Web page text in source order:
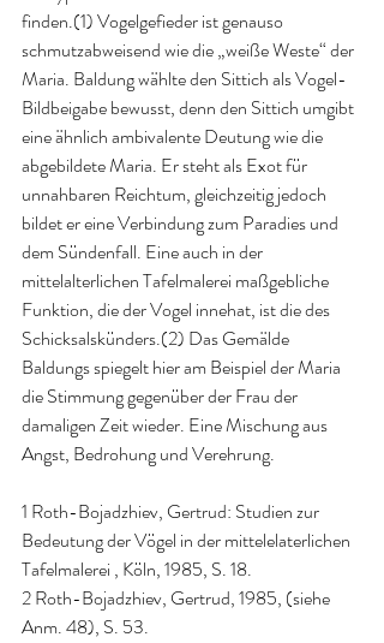
finden.(1) Vogelgefieder ist genauso
schmutzabweisend wie die „weiße Weste“ der
Maria. Baldung wählte den Sittich als Vogel-
Bildbeigabe bewusst, denn den Sittich umgibt
eine ähnlich ambivalente Deutung wie die
abgebildete Maria. Er steht als Exot für
unnahbaren Reichtum, gleichzeitig jedoch
bildet er eine Verbindung zum Paradies und
dem Sündenfall. Eine auch in der
mittelalterlichen Tafelmalerei maßgebliche
Funktion, die der Vogel innehat, ist die des
Schicksalskünders.(2) Das Gemälde
Baldungs spiegelt hier am Beispiel der Maria
die Stimmung gegenüber der Frau der
damaligen Zeit wieder. Eine Mischung aus
Angst, Bedrohung und Verehrung.
1 Roth-Bojadzhiev, Gertrud: Studien zur
Bedeutung der Vögel in der mittelelaterlichen
Tafelmalerei , Köln, 1985, S. 18.
2 Roth-Bojadzhiev, Gertrud, 1985, (siehe
Anm. 48), S. 53.